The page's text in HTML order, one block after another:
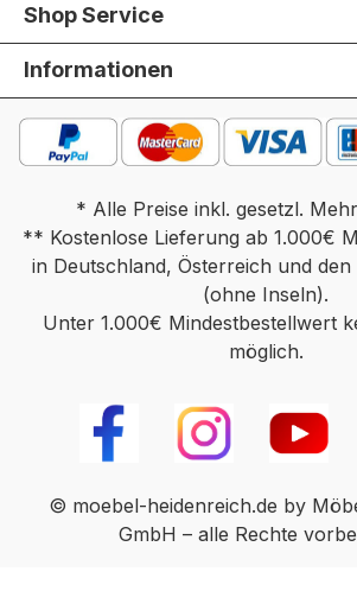
Shop Service
Informationen
* Alle Preise inkl. gesetzl.
** Kostenlose Lieferung ab 1.000€
in Deutschland, Österreich und
(ohne Inseln).
Unter 1.000€ Mindestbestellwert
möglich.
© moebel-heidenreich.de by
GmbH – alle Rechte